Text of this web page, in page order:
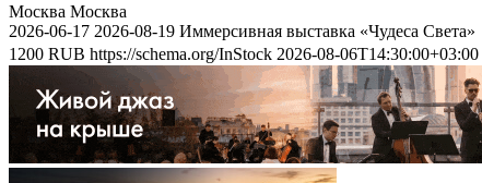
Москва Москва
2026-06-17 2026-08-19 Иммерсивная выставка «Чудеса Света»
1200 RUB https://schema.org/InStock 2026-08-06T14:30:00+03:00